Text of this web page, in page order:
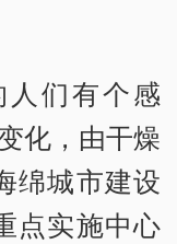
们有个感
化，由干燥
绵城市建设
点实施中心